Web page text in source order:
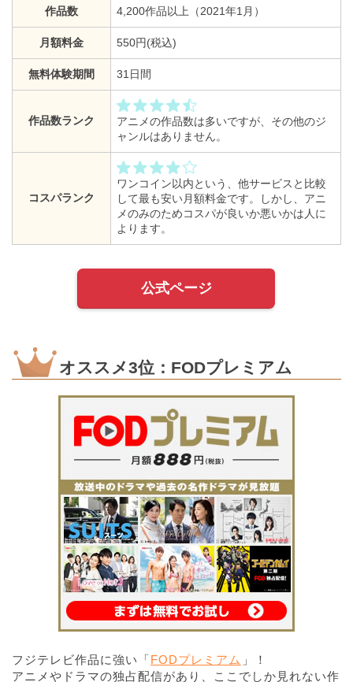
作品数 4,200作品以上（2021年1月）
月額料金 550円(税込)
無料体験期間 31日間
作品数ランク
アニメの作品数は多いですが、その他のジ
ャンルはありません。
コスパランク
ワンコイン以内という、他サービスと比較
して最も安い月額料金です。しかし、アニ
メのみのためコスパが良いか悪いかは人に
よります。
公式ページ
オススメ3位：FODプレミアム
フジテレビ作品に強い「FODプレミアム 」！
アニメやドラマの独占配信があり、ここでしか見れない作